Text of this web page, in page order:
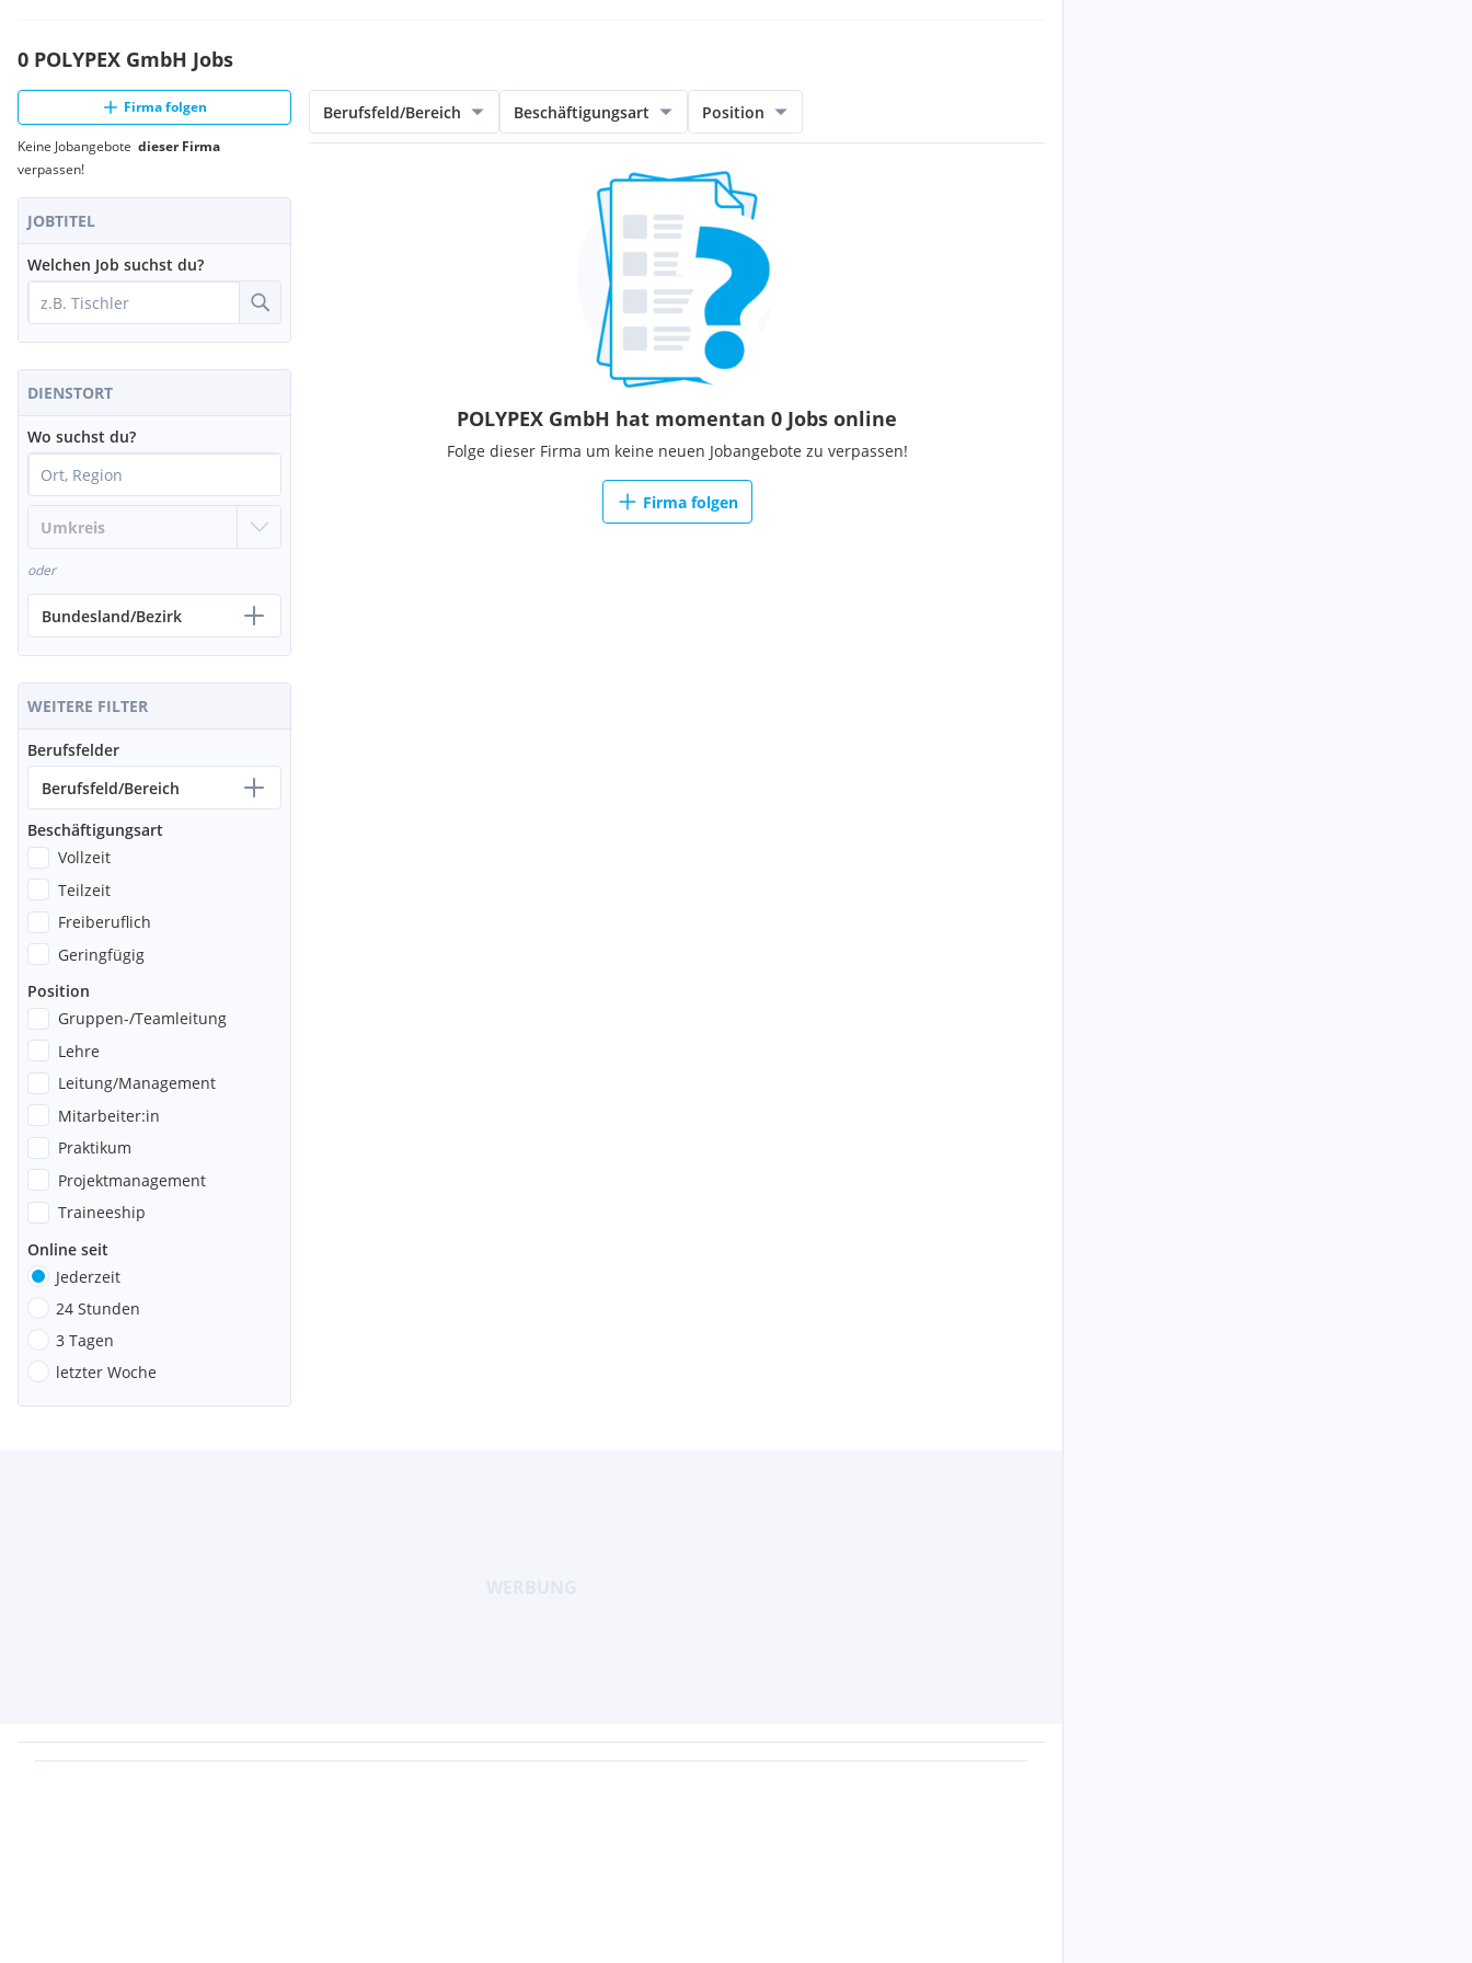
0 POLYPEX GmbH Jobs
Firma folgen
Keine Jobangebote dieser Firma
verpassen!
JOBTITEL
Welchen Job suchst du?
DIENSTORT
Wo suchst du?
oder
Bundesland/Bezirk
WEITERE FILTER
Berufsfelder
Berufsfeld/Bereich
Beschäftigungsart
Vollzeit
Teilzeit
Freiberuflich
Geringfügig
Position
Gruppen-/Teamleitung
Lehre
Leitung/Management
Mitarbeiter:in
Praktikum
Projektmanagement
Traineeship
Online seit
Jederzeit
24 Stunden
3 Tagen
letzter Woche
Berufsfeld/Bereich Beschäftigungsart Position
POLYPEX GmbH hat momentan 0 Jobs online
Folge dieser Firma um keine neuen Jobangebote zu verpassen!
Firma folgen